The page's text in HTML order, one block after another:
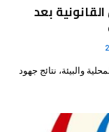
القانونية بعد
والبيئة، نتائج جهود